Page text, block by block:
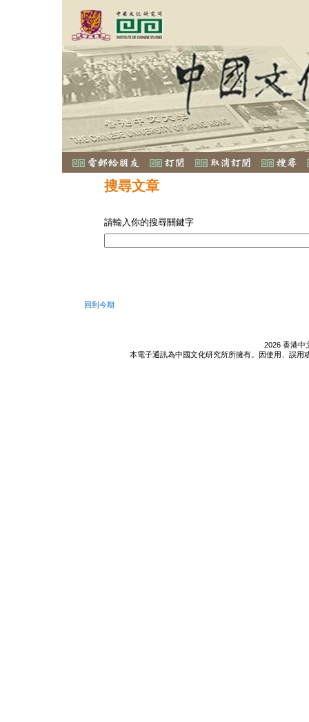
搜尋文章
請輸入你的搜尋關鍵字
回到今期
2026 香港中
本電子通訊為中國文化研究所所擁有。因使用、誤